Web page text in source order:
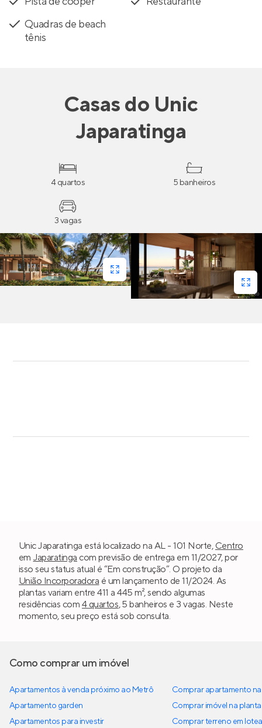
Quadras de beach
tênis
Casasdo Unic
Japaratinga
4 quartos 5 banheiros
3 vagas
Unic Japaratinga está localizado na AL - 101 Norte, Centro
em Japaratinga com previsão de entrega em 11/2027, por
isso seu status atual é “Em construção”. O projeto da
União Incorporadora é um lançamento de 11/2024. As
plantas variam entre 411 a 445 m², sendo algumas
residências com 4 quartos, 5 banheiros e 3 vagas. Neste
momento, seu preço está sob consulta.
Como comprar um imóvel
Apartamentos à venda próximo ao Metrô
Apartamento garden
Apartamentos para investir
Comprar apartamento
Comprar imóvel na planta
Comprar terreno em